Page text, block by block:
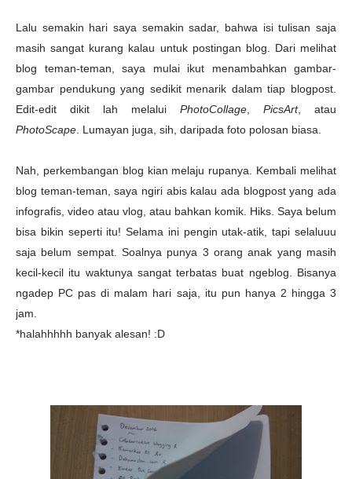
Lalu semakin hari saya semakin sadar, bahwa isi tulisan saja
masih sangat kurang kalau untuk postingan blog. Dari melihat
blog teman-teman, saya mulai ikut menambahkan gambar-
gambar pendukung yang sedikit menarik dalam tiap blogpost.
Edit-edit dikit lah melalui PhotoCollage PicsArt, atau
PhotoScape . Lumayan juga, sih, daripada foto polosan biasa.
Nah, perkembangan blog kian melaju rupanya. Kembali melihat
blog teman-teman, saya ngiri abis kalau ada blogpost yang ada
infografis, video atau vlog, atau bahkan komik. Hiks. Saya belum
bisa bikin seperti itu! Selama ini pengin utak-atik, tapi selaluuu
saja belum sempat. Soalnya punya 3 orang anak yang masih
kecil-kecil itu waktunya sangat terbatas buat ngeblog. Bisanya
ngadep PC pas di malam hari saja, itu pun hanya 2 hingga 3
jam.
*halahhhhh banyak alesan! :D